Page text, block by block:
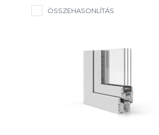
ÖSSZEHASONLÍTÁS